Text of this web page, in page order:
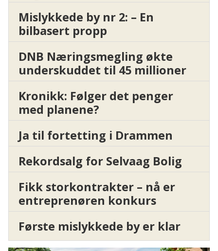
Mislykkede by nr 2: – En
bilbasert propp
DNB Næringsmegling økte
underskuddet til 45 millioner
Kronikk: Følger det penger
med planene?
Ja til fortetting i Drammen
Rekordsalg for Selvaag Bolig
Fikk storkontrakter – nå er
entreprenøren konkurs
Første mislykkede by er klar